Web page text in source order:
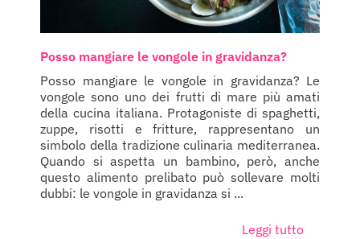
Posso mangiare le vongole in gravidanza?
Posso mangiare le vongole in gravidanza? Le
vongole sono uno dei frutti di mare più amati
della cucina italiana. Protagoniste di spaghetti,
zuppe, risotti e fritture, rappresentano un
simbolo della tradizione culinaria mediterranea.
Quando si aspetta un bambino, però, anche
questo alimento prelibato può sollevare molti
dubbi: le vongole in gravidanza si ...
Leggi tutto